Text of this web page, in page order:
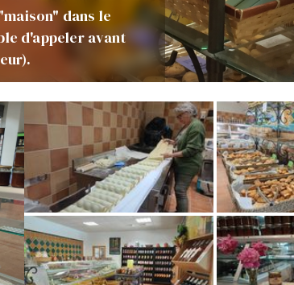
dans le
d'appeler avant